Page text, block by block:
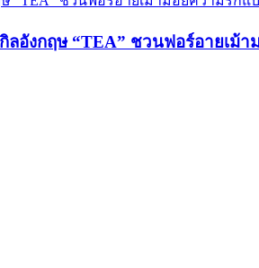
ลอังกฤษ “TEA” ชวนฟอร์อายเม้